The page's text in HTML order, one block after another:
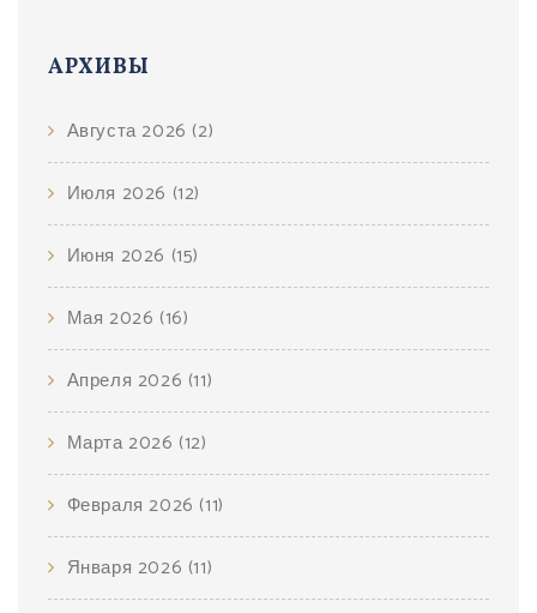
АРХИВЫ
Августа 2026 (2)
Июля 2026 (12)
Июня 2026 (15)
Мая 2026 (16)
Апреля 2026 (11)
Марта 2026 (12)
Февраля 2026 (11)
Января 2026 (11)